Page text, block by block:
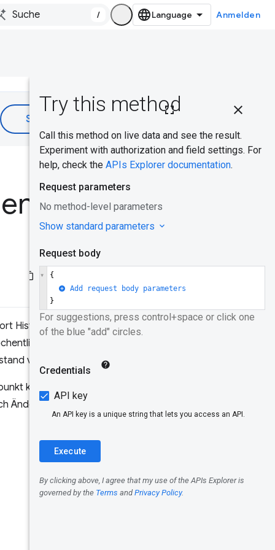
/ Anmelden
API auf
dieser Seite
testen
API
Daten auf
War das hilfreich?
History API) vorgestellt,
aktualisiert und
von einer Woche.
können Sie jetzt schnell
Änderungen an Webseiten